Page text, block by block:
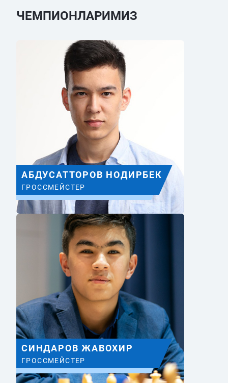
ЧЕМПИОНЛАРИМИЗ
АБДУСАТТОРОВ НОДИРБЕК
ГРОССМЕЙСТЕР
СИНДАРОВ ЖАВОХИР
ГРОССМЕЙСТЕР